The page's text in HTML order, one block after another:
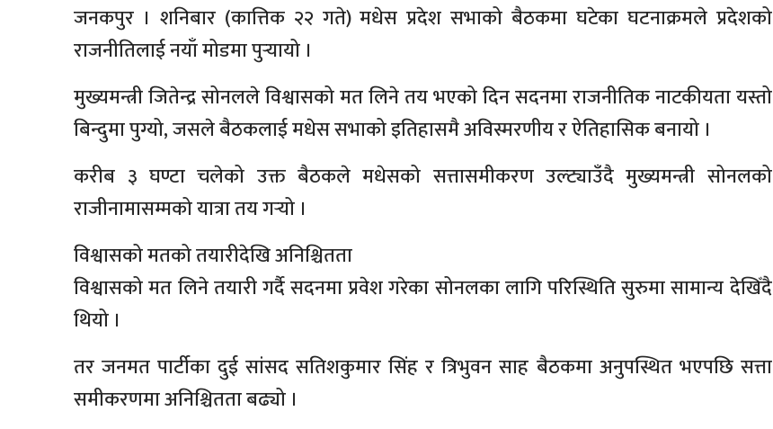
जनकपुर । शनिबार (कात्तिक २२ गते) मधेस प्रदेश सभाको बैठकमा घटेका घटनाक्रमले प्रदेशको
राजनीतिलाई नयाँ मोडमा पुर्‍यायो ।
मुख्यमन्त्री जितेन्द्र सोनलले विश्वासको मत लिने तय भएको दिन सदनमा राजनीतिक नाटकीयता यस्तो
बिन्दुमा पुग्यो, जसले बैठकलाई मधेस सभाको इतिहासमै अविस्मरणीय र ऐतिहासिक बनायो ।
करीब ३ घण्टा चलेको उक्त बैठकले मधेसको सत्तासमीकरण उल्ट्याउँदै मुख्यमन्त्री सोनलको
राजीनामासम्मको यात्रा तय गर्‍यो ।
विश्वासको मतको तयारीदेखि अनिश्चितता
विश्वासको मत लिने तयारी गर्दै सदनमा प्रवेश गरेका सोनलका लागि परिस्थिति सुरुमा सामान्य देखिँदै
थियो ।
तर जनमत पार्टीका दुई सांसद सतिशकुमार सिंह र त्रिभुवन साह बैठकमा अनुपस्थित भएपछि सत्ता
समीकरणमा अनिश्चितता बढ्यो ।